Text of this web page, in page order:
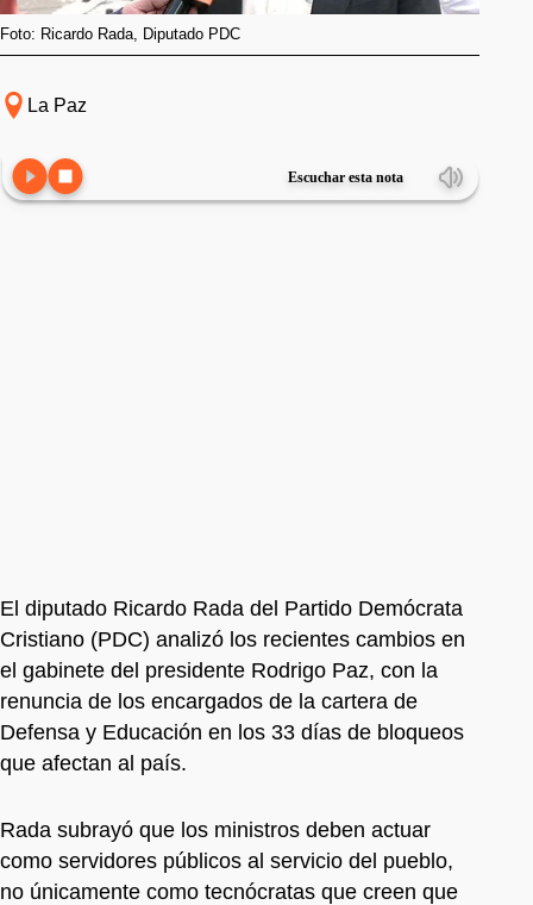
Foto: Ricardo Rada, Diputado PDC
La Paz
Escuchar esta nota
El diputado Ricardo Rada del Partido Demócrata
Cristiano (PDC) analizó los recientes cambios en
el gabinete del presidente Rodrigo Paz, con la
renuncia de los encargados de la cartera de
Defensa y Educación en los 33 días de bloqueos
que afectan al país.
Rada subrayó que los ministros deben actuar
como servidores públicos al servicio del pueblo,
no únicamente como tecnócratas que creen que